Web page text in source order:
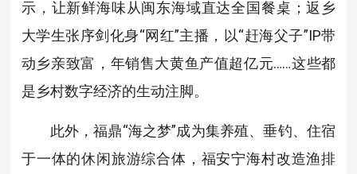
示，让新鲜海味从闽东海域直达全国餐桌；返乡
大学生张序剑化身“网红”主播，以“赶海父子”IP带
动乡亲致富，年销售大黄鱼产值超亿元……这些都
是乡村数字经济的生动注脚。
此外，福鼎“海之梦”成为集养殖、垂钓、住宿
于一体的休闲旅游综合体，福安宁海村改造渔排